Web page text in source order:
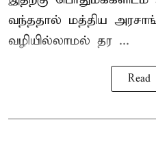
வந்ததால் மத்திய
வழியில்லாமல் தர ...
Read